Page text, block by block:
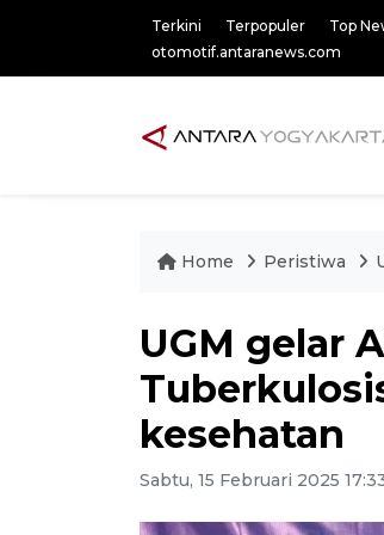
Terkini Terpopuler Top
otomotif.antaranews.com
Home Peristiwa
UGM gelar
kesehatan
Sabtu, 15 Februari 2025